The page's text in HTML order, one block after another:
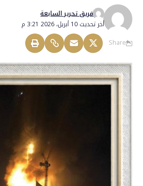
أخر تحديث 10 أبريل، 2026 3:21 م
فريق تحرير السابعة
Share